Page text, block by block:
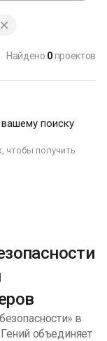
Найдено 0проектов
поиску
чтобы получить
в
объединяет